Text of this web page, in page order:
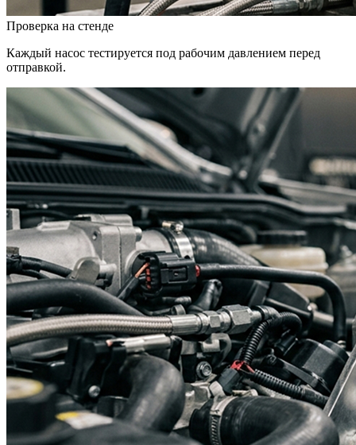
Проверка на стенде
Каждый насос тестируется под рабочим давлением перед
отправкой.